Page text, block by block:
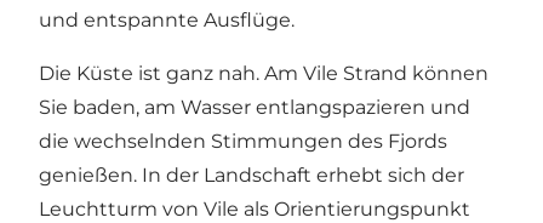
und entspannte Ausflüge.
Die Küste ist ganz nah. Am Vile Strand können
Sie baden, am Wasser entlangspazieren und
die wechselnden Stimmungen des Fjords
genießen. In der Landschaft erhebt sich der
Leuchtturm von Vile als Orientierungspunkt